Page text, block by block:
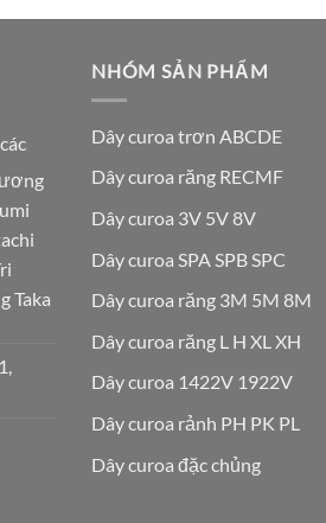
Taka
NHÓM SẢN PHẨM
Dây curoa trơn ABCDE
Dây curoa răng RECMF
Dây curoa 3V 5V 8V
Dây curoa SPA SPB SPC
Dây curoa răng 3M 5M 8M
Dây curoa răng L H XL XH
Dây curoa 1422V 1922V
Dây curoa rảnh PH PK PL
Dây curoa đặc chủng